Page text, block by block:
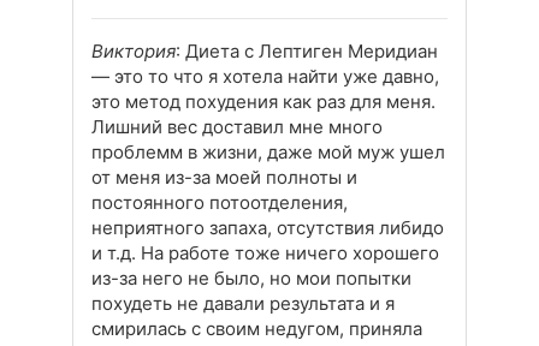
Виктория: Диета с Лептиген Меридиан
— это то что я хотела найти уже давно,
это метод похудения как раз для меня.
Лишний вес доставил мне много
проблемм в жизни, даже мой муж ушел
от меня из-за моей полноты и
постоянного потоотделения,
неприятного запаха, отсутствия либидо
и т.д. На работе тоже ничего хорошего
из-за него не было, но мои попытки
похудеть не давали результата и я
смирилась с своим недугом, приняла